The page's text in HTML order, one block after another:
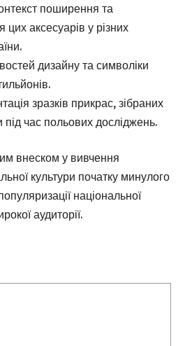
поширення та
цих аксесуарів у різних
дизайну та символіки
зразків прикрас, зібраних
час польових досліджень.
внеском у вивчення
культури початку минулого
національної
аудиторії.